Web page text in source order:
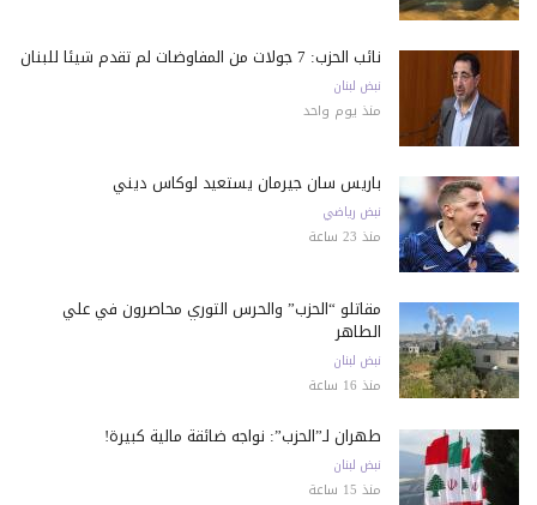
نائب الحزب: 7 جولات من المفاوضات لم تقدم شيئًا للبنان
نبض لبنان
منذ يوم واحد
باريس سان جيرمان يستعيد لوكاس ديني
نبض رياضي
منذ 23 ساعة
مقاتلو “الحزب” والحرس الثوري محاصرون في علي
الطاهر
نبض لبنان
منذ 16 ساعة
طهران لـ”الحزب”: نواجه ضائقة مالية كبيرة!
نبض لبنان
منذ 15 ساعة